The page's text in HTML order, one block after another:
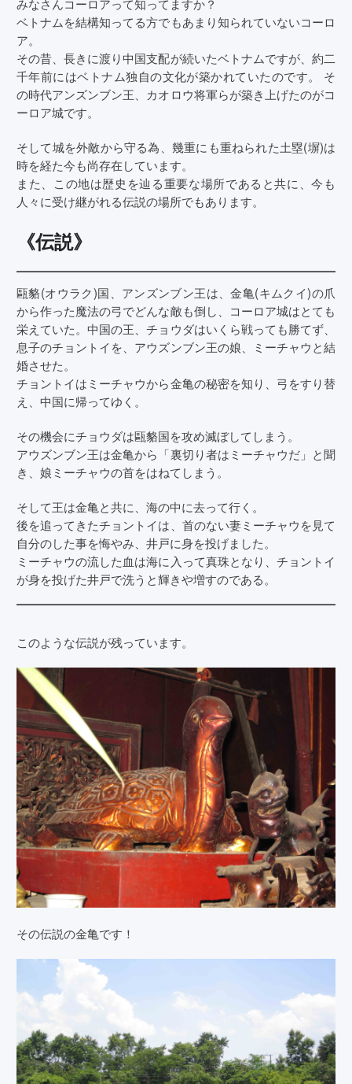
ベトナムを結構知ってる方でもあまり知られていないコーロ
ア。
その昔、長きに渡り中国支配が続いたベトナムですが、約二
千年前にはベトナム独自の文化が築かれていたのです。 そ
の時代アンズンブン王、カオロウ将軍らが築き上げたのがコ
ーロア城です。
そして城を外敵から守る為、幾重にも重ねられた土塁(塀)は
時を経た今も尚存在しています。
また、この地は歴史を辿る重要な場所であると共に、今も
人々に受け継がれる伝説の場所でもあります。
《伝説》
甌貉(オウラク)国、アンズンブン王は、金亀(キムクイ)の爪
から作った魔法の弓でどんな敵も倒し、コーロア城はとても
栄えていた。中国の王、チョウダはいくら戦っても勝てず、
息子のチョントイを、アウズンブン王の娘、ミーチャウと結
婚させた。
チョントイはミーチャウから金亀の秘密を知り、弓をすり替
え、中国に帰ってゆく。
その機会にチョウダは甌貉国を攻め滅ぼしてしまう。
アウズンブン王は金亀から「裏切り者はミーチャウだ」と聞
き、娘ミーチャウの首をはねてしまう。
そして王は金亀と共に、海の中に去って行く。
後を追ってきたチョントイは、首のない妻ミーチャウを見て
自分のした事を悔やみ、井戸に身を投げました。
ミーチャウの流した血は海に入って真珠となり、チョントイ
が身を投げた井戸で洗うと輝きや増すのである。
このような伝説が残っています。
その伝説の金亀です！